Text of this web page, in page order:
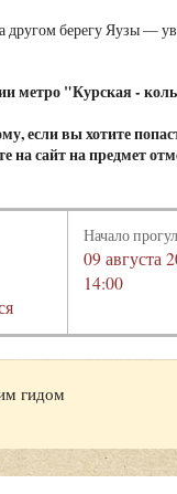
берегу Яузы —
метро "Курская -
если вы хотите
на сайт на предмет
Начало
09 августа
14:00
гидом